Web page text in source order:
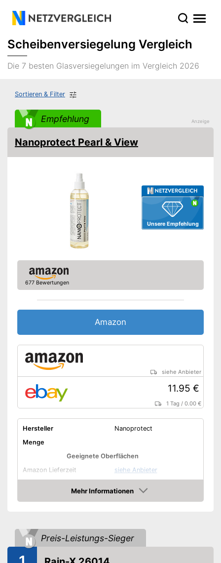
Scheibenversiegelung Vergleich
Die 7 besten Glasversiegelungen im Vergleich 2026
Sortieren & Filter
Empfehlung
Unsere Empfehlung
Nanoprotect Pearl & View
677 Bewertungen
Amazon
siehe Anbieter
11.95 €
1 Tag /0.00 €
Hersteller
Nanoprotect
Menge
Geeignete Oberflächen
Amazon Lieferzeit
siehe Anbieter
Mehr Informationen
Amazon
Preis-Leistungs-Sieger